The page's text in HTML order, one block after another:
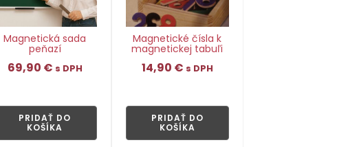
Magnetická sada
peňazí
69,90 € s DPH
PRIDAŤ DO
KOŠÍKA
Magnetické čísla k
magnetickej tabuľi
14,90 € s DPH
PRIDAŤ DO
KOŠÍKA